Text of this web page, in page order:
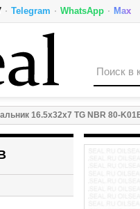
· Telegram · WhatsApp · Max
16.5x32x7 TG NBR 80-
80-K01B-C-C NAK